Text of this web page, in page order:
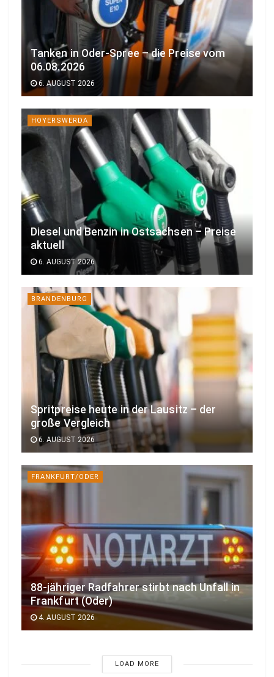
Tanken in Oder-Spree – die Preise vom
06.08.2026
6. AUGUST 2026
HOYERSWERDA
Diesel und Benzin in Ostsachsen – Preise
aktuell
6. AUGUST 2026
BRANDENBURG
Spritpreise heute in der Lausitz – der
große Vergleich
6. AUGUST 2026
FRANKFURT/ODER
88-jähriger Radfahrer stirbt nach Unfall in
Frankfurt (Oder)
4. AUGUST 2026
LOAD MORE